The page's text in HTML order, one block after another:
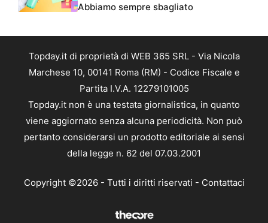
Abbiamo sempre sbagliato
Topday.it di proprietà di WEB 365 SRL - Via Nicola
Marchese 10, 00141 Roma (RM) - Codice Fiscale e
Partita I.V.A. 12279101005
Topday.it non è una testata giornalistica, in quanto
viene aggiornato senza alcuna periodicità. Non può
pertanto considerarsi un prodotto editoriale ai sensi
della legge n. 62 del 07.03.2001
Copyright ©2026 - Tutti i diritti riservati - Contattaci